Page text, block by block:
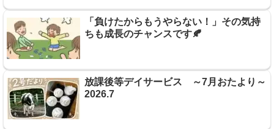
「負けたからもうやらない！」その気持
ちも成長のチャンスです🍂
放課後等デイサービス ～7月おたより～
2026.7